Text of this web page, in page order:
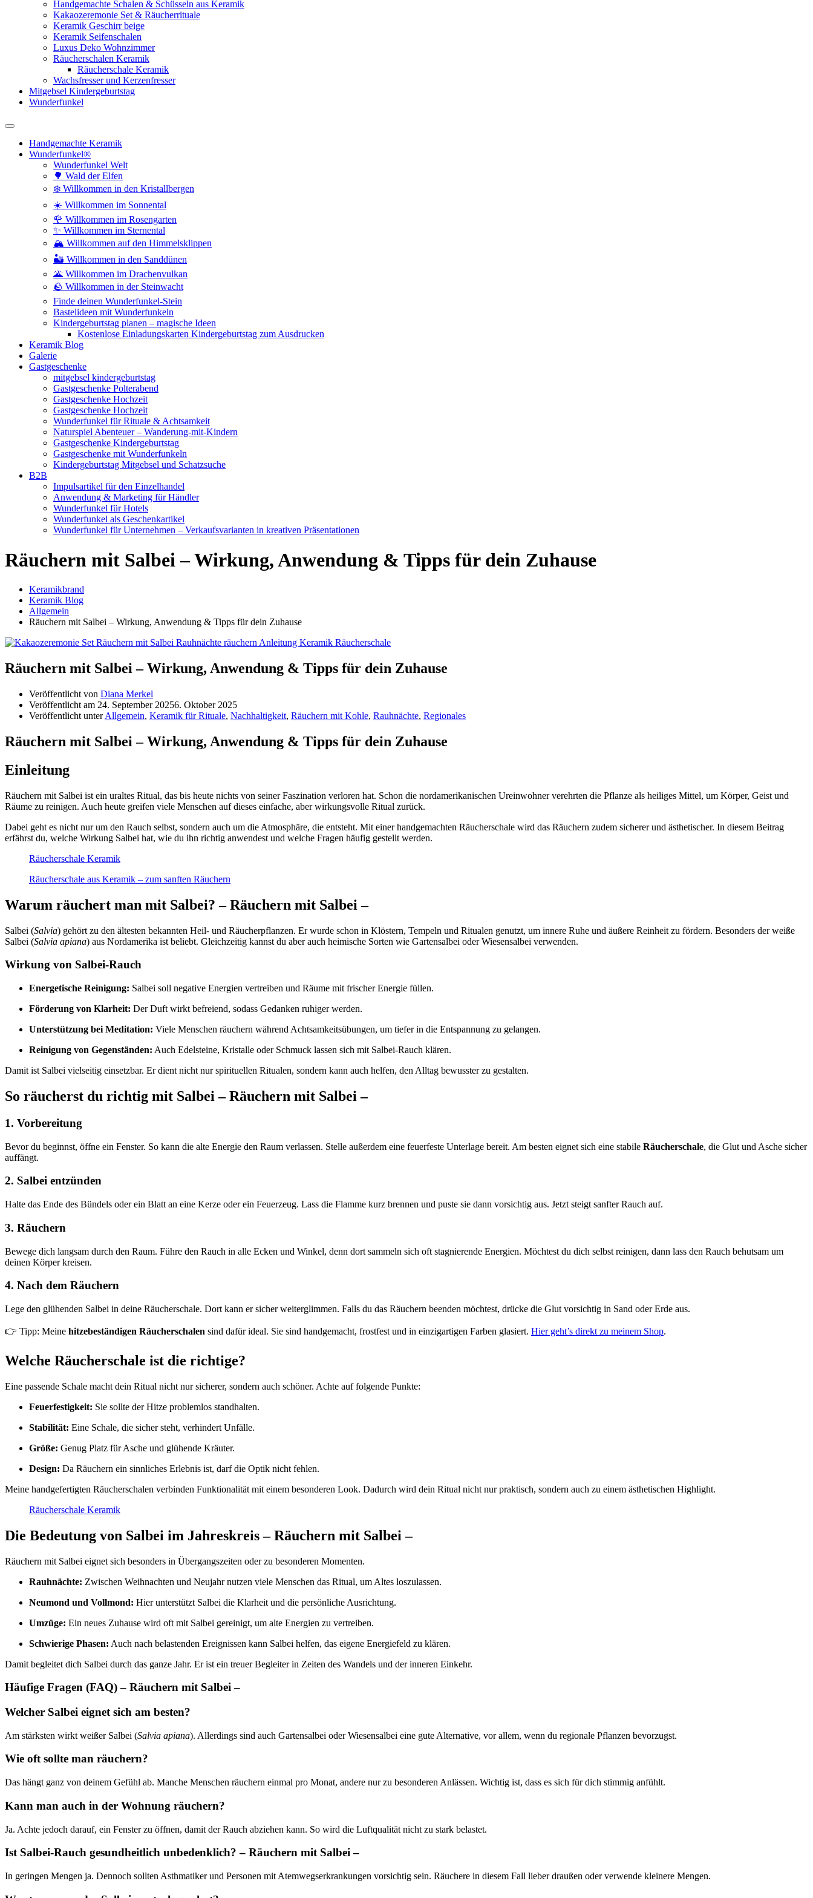
Handgemachte Schalen & Schüsseln aus Keramik
Kakaozeremonie Set & Räucherrituale
Keramik Geschirr beige
Keramik Seifenschalen
Luxus Deko Wohnzimmer
Räucherschalen Keramik
Räucherschale Keramik
Wachsfresser und Kerzenfresser
Mitgebsel Kindergeburtstag
Wunderfunkel
Handgemachte Keramik
Wunderfunkel®
Wunderfunkel Welt
🌳 Wald der Elfen
❄️ Willkommen in den Kristallbergen
☀️ Willkommen im Sonnental
🌹 Willkommen im Rosengarten
✨ Willkommen im Sternental
🏔️ Willkommen auf den Himmelsklippen
🏜️ Willkommen in den Sanddünen
🌋 Willkommen im Drachenvulkan
🪨 Willkommen in der Steinwacht
Finde deinen Wunderfunkel-Stein
Bastelideen mit Wunderfunkeln
Kindergeburtstag planen – magische Ideen
Kostenlose Einladungskarten Kindergeburtstag zum Ausdrucken
Keramik Blog
Galerie
Gastgeschenke
mitgebsel kindergeburtstag
Gastgeschenke Polterabend
Gastgeschenke Hochzeit
Gastgeschenke Hochzeit
Wunderfunkel für Rituale & Achtsamkeit
Naturspiel Abenteuer – Wanderung-mit-Kindern
Gastgeschenke Kindergeburtstag
Gastgeschenke mit Wunderfunkeln
Kindergeburtstag Mitgebsel und Schatzsuche
B2B
Impulsartikel für den Einzelhandel
Anwendung & Marketing für Händler
Wunderfunkel für Hotels
Wunderfunkel als Geschenkartikel
Wunderfunkel für Unternehmen – Verkaufsvarianten in kreativen Präsentationen
Räuchern mit Salbei – Wirkung, Anwendung & Tipps für dein Zuhause
Keramikbrand
Keramik Blog
Allgemein
Räuchern mit Salbei – Wirkung, Anwendung & Tipps für dein Zuhause
Räuchern mit Salbei – Wirkung, Anwendung & Tipps für dein Zuhause
Veröffentlicht von Diana Merkel
Veröffentlicht am 24. September 20256. Oktober 2025
Veröffentlicht unterAllgemein, Keramik für Rituale, Nachhaltigkeit, Räuchern mit Kohle, Rauhnächte, Regionales
Räuchern mit Salbei – Wirkung, Anwendung & Tipps für dein Zuhause
Einleitung
Räuchern mit Salbei ist ein uraltes Ritual, das bis heute nichts von seiner Faszination verloren hat. Schon die nordamerikanischen Ureinwohner verehrten die Pflanze als heiliges Mittel, um Körper, Geist und
Räume zu reinigen. Auch heute greifen viele Menschen auf dieses einfache, aber wirkungsvolle Ritual zurück.
Dabei geht es nicht nur um den Rauch selbst, sondern auch um die Atmosphäre, die entsteht. Mit einer handgemachten Räucherschale wird das Räuchern zudem sicherer und ästhetischer. In diesem Beitrag
erfährst du, welche Wirkung Salbei hat, wie du ihn richtig anwendest und welche Fragen häufig gestellt werden.
Räucherschale Keramik
Räucherschale aus Keramik – zum sanften Räuchern
Warum räuchert man mit Salbei? – Räuchern mit Salbei –
Salbei (Salvia) gehört zu den ältesten bekannten Heil- und Räucherpflanzen. Er wurde schon in Klöstern, Tempeln und Ritualen genutzt, um innere Ruhe und äußere Reinheit zu fördern. Besonders der weiße
Salbei (Salvia apiana) aus Nordamerika ist beliebt. Gleichzeitig kannst du aber auch heimische Sorten wie Gartensalbei oder Wiesensalbei verwenden.
Wirkung von Salbei-Rauch
Energetische Reinigung: Salbei soll negative Energien vertreiben und Räume mit frischer Energie füllen.
Förderung von Klarheit: Der Duft wirkt befreiend, sodass Gedanken ruhiger werden.
Unterstützung bei Meditation: Viele Menschen räuchern während Achtsamkeitsübungen, um tiefer in die Entspannung zu gelangen.
Reinigung von Gegenständen: Auch Edelsteine, Kristalle oder Schmuck lassen sich mit Salbei-Rauch klären.
Damit ist Salbei vielseitig einsetzbar. Er dient nicht nur spirituellen Ritualen, sondern kann auch helfen, den Alltag bewusster zu gestalten.
So räucherst du richtig mit Salbei – Räuchern mit Salbei –
1. Vorbereitung
Bevor du beginnst, öffne ein Fenster. So kann die alte Energie den Raum verlassen. Stelle außerdem eine feuerfeste Unterlage bereit. Am besten eignet sich eine stabile Räucherschale, die Glut und Asche sicher
auffängt.
2. Salbei entzünden
Halte das Ende des Bündels oder ein Blatt an eine Kerze oder ein Feuerzeug. Lass die Flamme kurz brennen und puste sie dann vorsichtig aus. Jetzt steigt sanfter Rauch auf.
3. Räuchern
Bewege dich langsam durch den Raum. Führe den Rauch in alle Ecken und Winkel, denn dort sammeln sich oft stagnierende Energien. Möchtest du dich selbst reinigen, dann lass den Rauch behutsam um
deinen Körper kreisen.
4. Nach dem Räuchern
Lege den glühenden Salbei in deine Räucherschale. Dort kann er sicher weiterglimmen. Falls du das Räuchern beenden möchtest, drücke die Glut vorsichtig in Sand oder Erde aus.
👉 Tipp: Meine hitzebeständigen Räucherschalen sind dafür ideal. Sie sind handgemacht, frostfest und in einzigartigen Farben glasiert. Hier geht’s direkt zu meinem Shop.
Welche Räucherschale ist die richtige?
Eine passende Schale macht dein Ritual nicht nur sicherer, sondern auch schöner. Achte auf folgende Punkte:
Feuerfestigkeit: Sie sollte der Hitze problemlos standhalten.
Stabilität: Eine Schale, die sicher steht, verhindert Unfälle.
Größe: Genug Platz für Asche und glühende Kräuter.
Design: Da Räuchern ein sinnliches Erlebnis ist, darf die Optik nicht fehlen.
Meine handgefertigten Räucherschalen verbinden Funktionalität mit einem besonderen Look. Dadurch wird dein Ritual nicht nur praktisch, sondern auch zu einem ästhetischen Highlight.
Räucherschale Keramik
Die Bedeutung von Salbei im Jahreskreis – Räuchern mit Salbei –
Räuchern mit Salbei eignet sich besonders in Übergangszeiten oder zu besonderen Momenten.
Rauhnächte: Zwischen Weihnachten und Neujahr nutzen viele Menschen das Ritual, um Altes loszulassen.
Neumond und Vollmond: Hier unterstützt Salbei die Klarheit und die persönliche Ausrichtung.
Umzüge: Ein neues Zuhause wird oft mit Salbei gereinigt, um alte Energien zu vertreiben.
Schwierige Phasen: Auch nach belastenden Ereignissen kann Salbei helfen, das eigene Energiefeld zu klären.
Damit begleitet dich Salbei durch das ganze Jahr. Er ist ein treuer Begleiter in Zeiten des Wandels und der inneren Einkehr.
Häufige Fragen (FAQ) – Räuchern mit Salbei –
Welcher Salbei eignet sich am besten?
Am stärksten wirkt weißer Salbei (Salvia apiana). Allerdings sind auch Gartensalbei oder Wiesensalbei eine gute Alternative, vor allem, wenn du regionale Pflanzen bevorzugst.
Wie oft sollte man räuchern?
Das hängt ganz von deinem Gefühl ab. Manche Menschen räuchern einmal pro Monat, andere nur zu besonderen Anlässen. Wichtig ist, dass es sich für dich stimmig anfühlt.
Kann man auch in der Wohnung räuchern?
Ja. Achte jedoch darauf, ein Fenster zu öffnen, damit der Rauch abziehen kann. So wird die Luftqualität nicht zu stark belastet.
Ist Salbei-Rauch gesundheitlich unbedenklich? – Räuchern mit Salbei –
In geringen Mengen ja. Dennoch sollten Asthmatiker und Personen mit Atemwegserkrankungen vorsichtig sein. Räuchere in diesem Fall lieber draußen oder verwende kleinere Mengen.